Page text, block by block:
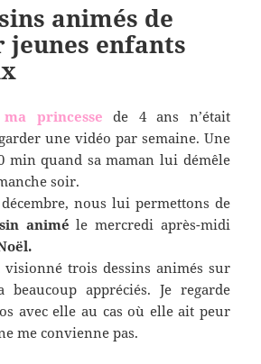
animés de
jeunes enfants
ma princesse de 4 ans n’était
une vidéo par semaine. Une
min quand sa maman lui démêle
soir.
nous lui permettons de
animé le mercredi après-midi
visionné trois dessins animés sur
beaucoup appréciés. Je regarde
avec elle au cas où elle ait peur
me convienne pas.